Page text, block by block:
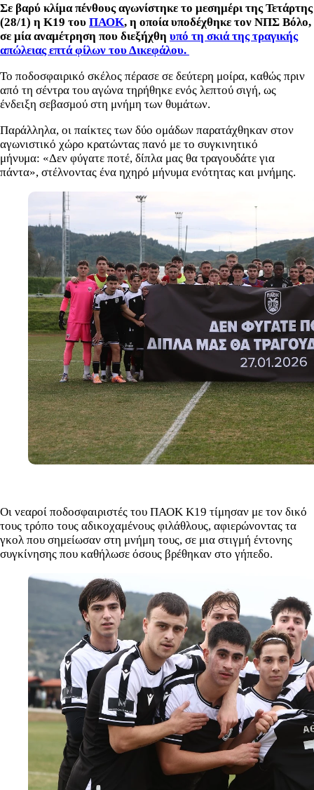
Σε βαρύ κλίμα πένθους αγωνίστηκε το μεσημέρι της Τετάρτης
(28/1) η Κ19 του ΠΑΟΚ, η οποία υποδέχθηκε τον ΝΠΣ Βόλο,
σε μία αναμέτρηση που διεξήχθη υπό τη σκιά της τραγικής
απώλειας επτά φίλων του Δικεφάλου.
Το ποδοσφαιρικό σκέλος πέρασε σε δεύτερη μοίρα, καθώς πριν
από τη σέντρα του αγώνα τηρήθηκε ενός λεπτού σιγή, ως
ένδειξη σεβασμού στη μνήμη των θυμάτων.
Παράλληλα, οι παίκτες των δύο ομάδων παρατάχθηκαν στον
αγωνιστικό χώρο κρατώντας πανό με το συγκινητικό
μήνυμα: «Δεν φύγατε ποτέ, δίπλα μας θα τραγουδάτε για
πάντα», στέλνοντας ένα ηχηρό μήνυμα ενότητας και μνήμης.
Οι νεαροί ποδοσφαιριστές του ΠΑΟΚ Κ19 τίμησαν με τον δικό
τους τρόπο τους αδικοχαμένους φιλάθλους, αφιερώνοντας τα
γκολ που σημείωσαν στη μνήμη τους, σε μια στιγμή έντονης
συγκίνησης που καθήλωσε όσους βρέθηκαν στο γήπεδο.